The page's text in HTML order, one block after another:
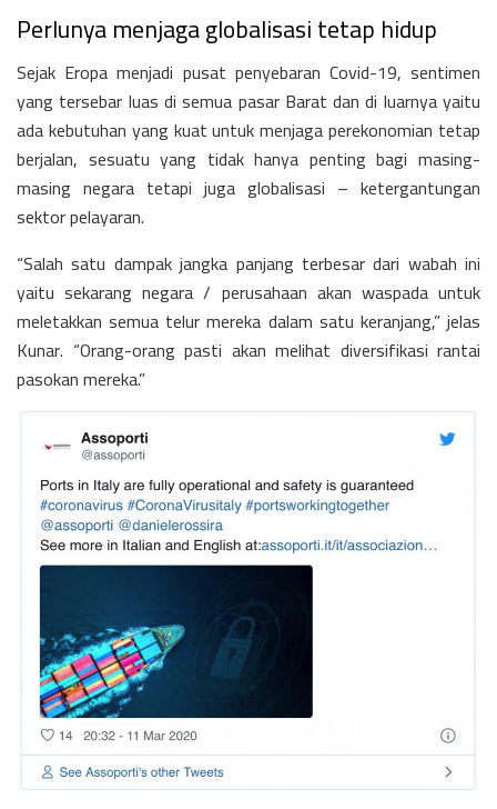
Perlunya menjaga globalisasi tetap hidup
Sejak Eropa menjadi pusat penyebaran Covid-19, sentimen
yang tersebar luas di semua pasar Barat dan di luarnya yaitu
ada kebutuhan yang kuat untuk menjaga perekonomian tetap
berjalan, sesuatu yang tidak hanya penting bagi masing-
masing negara tetapi juga globalisasi – ketergantungan
sektor pelayaran.
“Salah satu dampak jangka panjang terbesar dari wabah ini
yaitu sekarang negara / perusahaan akan waspada untuk
meletakkan semua telur mereka dalam satu keranjang,” jelas
Kunar. “Orang-orang pasti akan melihat diversifikasi rantai
pasokan mereka.”